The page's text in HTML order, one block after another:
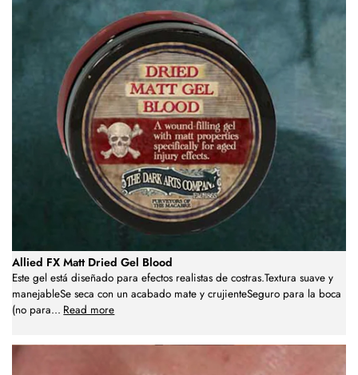
Allied FX Matt Dried Gel Blood
Este gel está diseñado para efectos realistas de costras.Textura suave y
manejableSe seca con un acabado mate y crujienteSeguro para la boca
(no para... Read more